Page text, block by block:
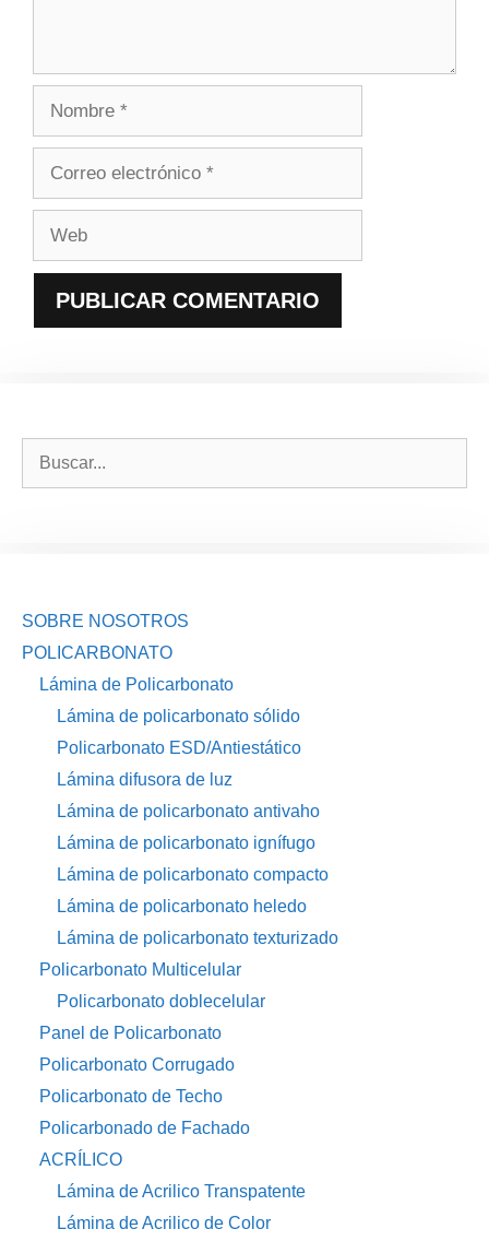
SOBRE NOSOTROS
POLICARBONATO
Lámina de Policarbonato
Lámina de policarbonato sólido
Policarbonato ESD/Antiestático
Lámina difusora de luz
Lámina de policarbonato antivaho
Lámina de policarbonato ignífugo
Lámina de policarbonato compacto
Lámina de policarbonato heledo
Lámina de policarbonato texturizado
Policarbonato Multicelular
Policarbonato doblecelular
Panel de Policarbonato
Policarbonato Corrugado
Policarbonato de Techo
Policarbonado de Fachado
ACRÍLICO
Lámina de Acrilico Transpatente
Lámina de Acrilico de Color